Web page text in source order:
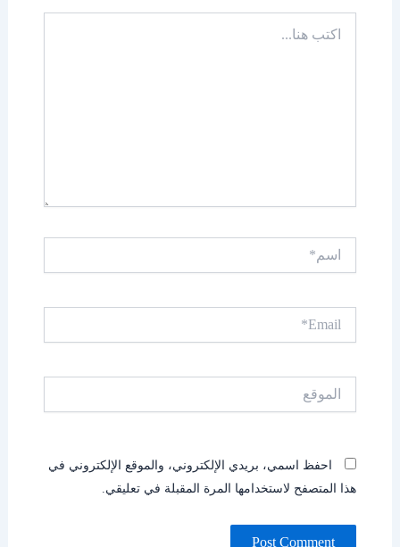
هنا...
احفظ اسمي، بريدي الإلكتروني، والموقع الإلكتروني في
هذا المتصفح لاستخدامها المرة المقبلة في تعليقي.